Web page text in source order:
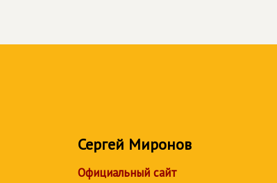
Сергей Миронов
Официальный сайт